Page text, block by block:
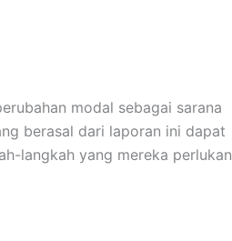
modal sebagai sarana
berasal dari laporan ini dapat
langkah yang mereka perlukan